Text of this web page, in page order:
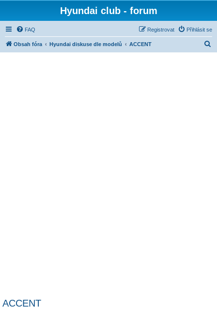
Hyundai club - forum
FAQ Přihlásit se
Registrovat
Obsah fóra Hyundai diskuse dle modelů ACCENT
ACCENT